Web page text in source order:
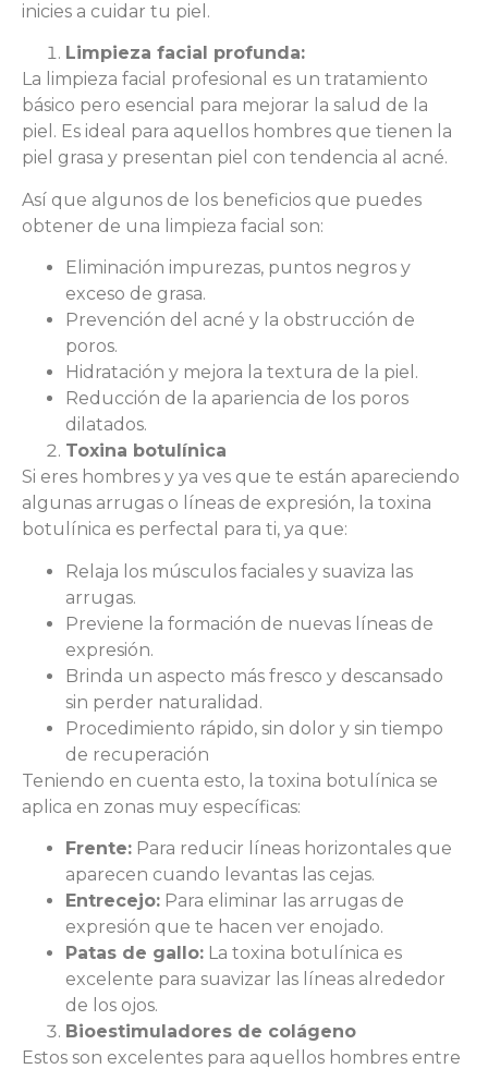
inicies a cuidar tu piel.
Limpieza facial profunda:
La limpieza facial profesional es un tratamiento
básico pero esencial para mejorar la salud de la
piel. Es ideal para aquellos hombres que tienen la
piel grasa y presentan piel con tendencia al acné.
Así que algunos de los beneficios que puedes
obtener de una limpieza facial son:
Eliminación impurezas, puntos negros y
exceso de grasa.
Prevención del acné y la obstrucción de
poros.
Hidratación y mejora la textura de la piel.
Reducción de la apariencia de los poros
dilatados.
Toxina botulínica
Si eres hombres y ya ves que te están apareciendo
algunas arrugas o líneas de expresión, la toxina
botulínica es perfectal para ti, ya que:
Relaja los músculos faciales y suaviza las
arrugas.
Previene la formación de nuevas líneas de
expresión.
Brinda un aspecto más fresco y descansado
sin perder naturalidad.
Procedimiento rápido, sin dolor y sin tiempo
de recuperación
Teniendo en cuenta esto, la toxina botulínica se
aplica en zonas muy específicas:
Frente: Para reducir líneas horizontales que
aparecen cuando levantas las cejas.
Entrecejo: Para eliminar las arrugas de
expresión que te hacen ver enojado.
Patas de gallo: La toxina botulínica es
excelente para suavizar las líneas alrededor
de los ojos.
Bioestimuladores de colágeno
Estos son excelentes para aquellos hombres entre